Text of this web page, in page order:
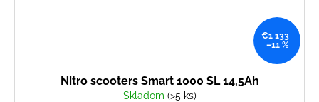
€1 133
–11 %
Nitro scooters Smart 1000 SL 14,5Ah
Skladom (>5 ks)